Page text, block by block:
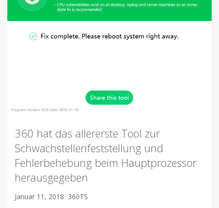
360 hat das allererste Tool zur
Schwachstellenfeststellung und
Fehlerbehebung beim Hauptprozessor
herausgegeben
Januar 11, 2018 360TS